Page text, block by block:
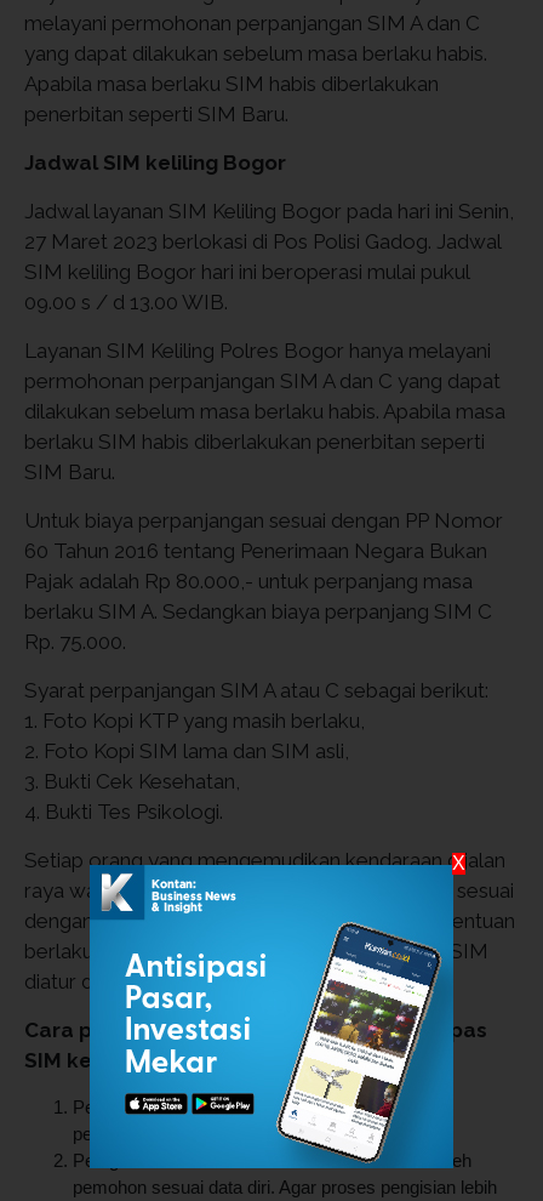
melayani permohonan perpanjangan SIM A dan C
yang dapat dilakukan sebelum masa berlaku habis.
Apabila masa berlaku SIM habis diberlakukan
penerbitan seperti SIM Baru.
Jadwal SIM keliling Bogor
Jadwal layanan SIM Keliling Bogor pada hari ini Senin,
27 Maret 2023 berlokasi di Pos Polisi Gadog. Jadwal
SIM keliling Bogor hari ini beroperasi mulai pukul
09.00 s / d 13.00 WIB.
Layanan SIM Keliling Polres Bogor hanya melayani
permohonan perpanjangan SIM A dan C yang dapat
dilakukan sebelum masa berlaku habis. Apabila masa
berlaku SIM habis diberlakukan penerbitan seperti
SIM Baru.
Untuk biaya perpanjangan sesuai dengan PP Nomor
60 Tahun 2016 tentang Penerimaan Negara Bukan
Pajak adalah Rp 80.000,- untuk perpanjang masa
berlaku SIM A. Sedangkan biaya perpanjang SIM C
Rp. 75.000.
Syarat perpanjangan SIM A atau C sebagai berikut:
1. Foto Kopi KTP yang masih berlaku,
2. Foto Kopi SIM lama dan SIM asli,
3. Bukti Cek Kesehatan,
4. Bukti Tes Psikologi.
Setiap orang yang mengemudikan kendaraan dijalan
raya wajib mengantongi Surat Izin Mengemudi sesuai
dengan jenis kendaraan yang dikemudikan. Ketentuan
berlaku untuk pengendara yang tidak memiliki SIM
diatur dalam Pasal 281.
Cara perpanjang masa berlaku SIM di Satpas
SIM keliling hari ini di Depok dan Bogor:
Pemohon bisa melakukan pendaftaran untuk
perpanjangan SIM.
Petugas akan memberikan formulir untuk diisi oleh
pemohon sesuai data diri. Agar proses pengisian lebih
X